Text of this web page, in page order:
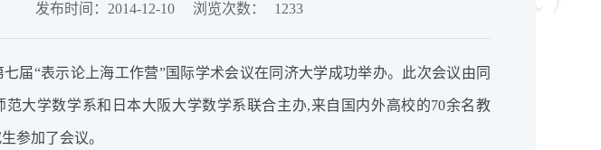
发布时间：2014-12-10 浏览次数： 1233
七届“表示论上海工作营”国际学术会议在同济大学成功举办。此次会议由同
范大学数学系和日本大阪大学数学系联合主办,来自国内外高校的70余名教
参加了会议。